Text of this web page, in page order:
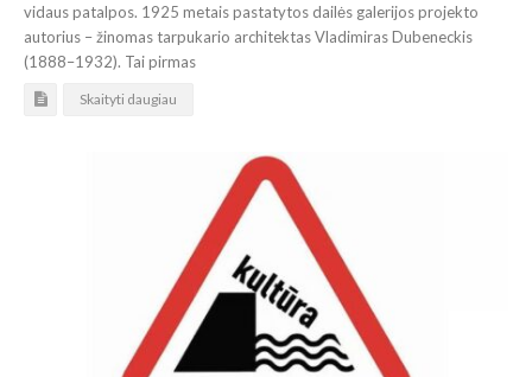
vidaus patalpos. 1925 metais pastatytos dailės galerijos projekto
autorius – žinomas tarpukario architektas Vladimiras Dubeneckis
(1888–1932). Tai pirmas
Skaityti daugiau